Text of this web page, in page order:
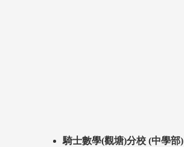
騎士數學(觀塘)分校 (中學部)